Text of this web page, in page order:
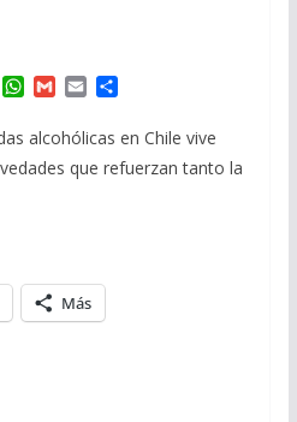
W
a
t
s
G
a
i
l
E
a
i
l
C
m
p
a
alcohólicas en Chile vive
que refuerzan tanto la
Más